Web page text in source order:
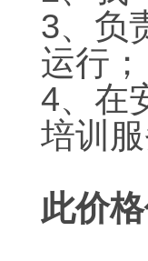
3、负
运行；
4、在
培训
此价